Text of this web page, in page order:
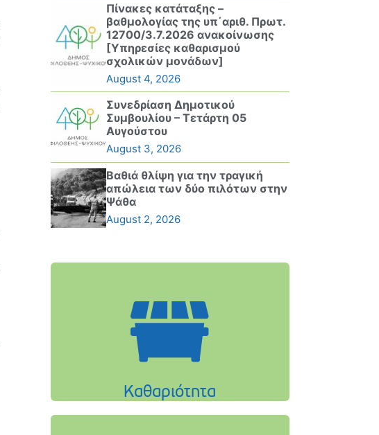
Πίνακες κατάταξης –
βαθμολογίας της υπ΄αριθ. Πρωτ.
12700/3.7.2026 ανακοίνωσης
[Υπηρεσίες καθαρισμού
σχολικών μονάδων]
August 4, 2026
Συνεδρίαση Δημοτικού
Συμβουλίου – Τετάρτη 05
Αυγούστου
August 3, 2026
Βαθιά θλίψη για την τραγική
απώλεια των δύο πιλότων στην
Ψάθα
August 2, 2026